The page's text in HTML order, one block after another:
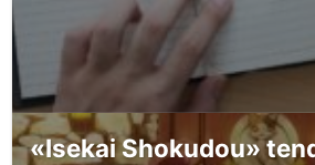
«Isekai Shokudou»